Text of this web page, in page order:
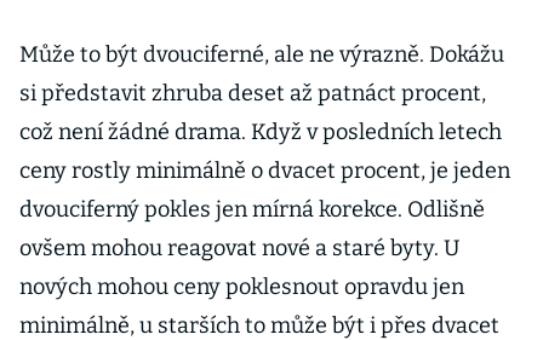
Může to být dvouciferné, ale ne výrazně. Dokážu
si představit zhruba deset až patnáct procent,
což není žádné drama. Když v posledních letech
ceny rostly minimálně o dvacet procent, je jeden
dvouciferný pokles jen mírná korekce. Odlišně
ovšem mohou reagovat nové a staré byty. U
nových mohou ceny poklesnout opravdu jen
minimálně, u starších to může být i přes dvacet